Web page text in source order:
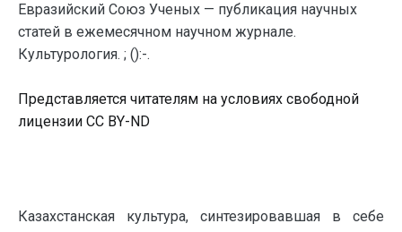
Евразийский Союз Ученых — публикация научных
статей в ежемесячном научном журнале.
Культурология. ; ():-.
Представляется читателям на условиях свободной
лицензии CC BY-ND
Казахстанская культура, синтезировавшая в себе